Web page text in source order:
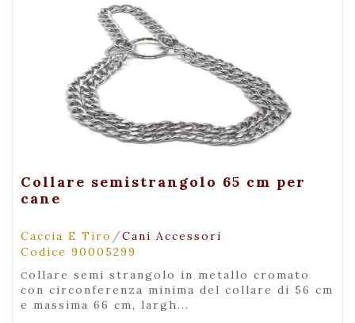
+ Visualizza
Collare semistrangolo 65 cm per
cane
Caccia E Tiro /Cani Accessori
Codice 90005299
collare semi strangolo in metallo cromato
con circonferenza minima del collare di 56 cm
e massima 66 cm, largh...